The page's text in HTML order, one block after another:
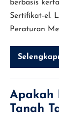
berbasis
Sertifikat-el.
Peraturan
Apakah
Tanah